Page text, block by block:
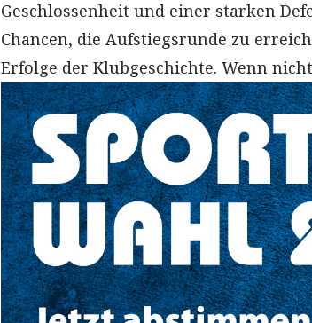
Geschlossenheit und einer starken
Chancen, die Aufstiegsrunde zu
Erfolge der Klubgeschichte. Wenn